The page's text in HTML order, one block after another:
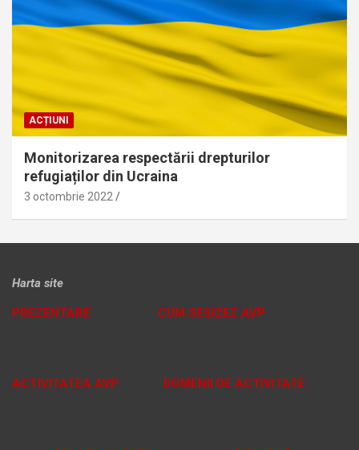
ACȚIUNI
Monitorizarea respectării drepturilor
refugiaților din Ucraina
3 octombrie 2022
Harta site
PREZENTARE CUM SESIZEZ AVP
ACTIVITATEA AVP DOMENII DE ACTIVITATE